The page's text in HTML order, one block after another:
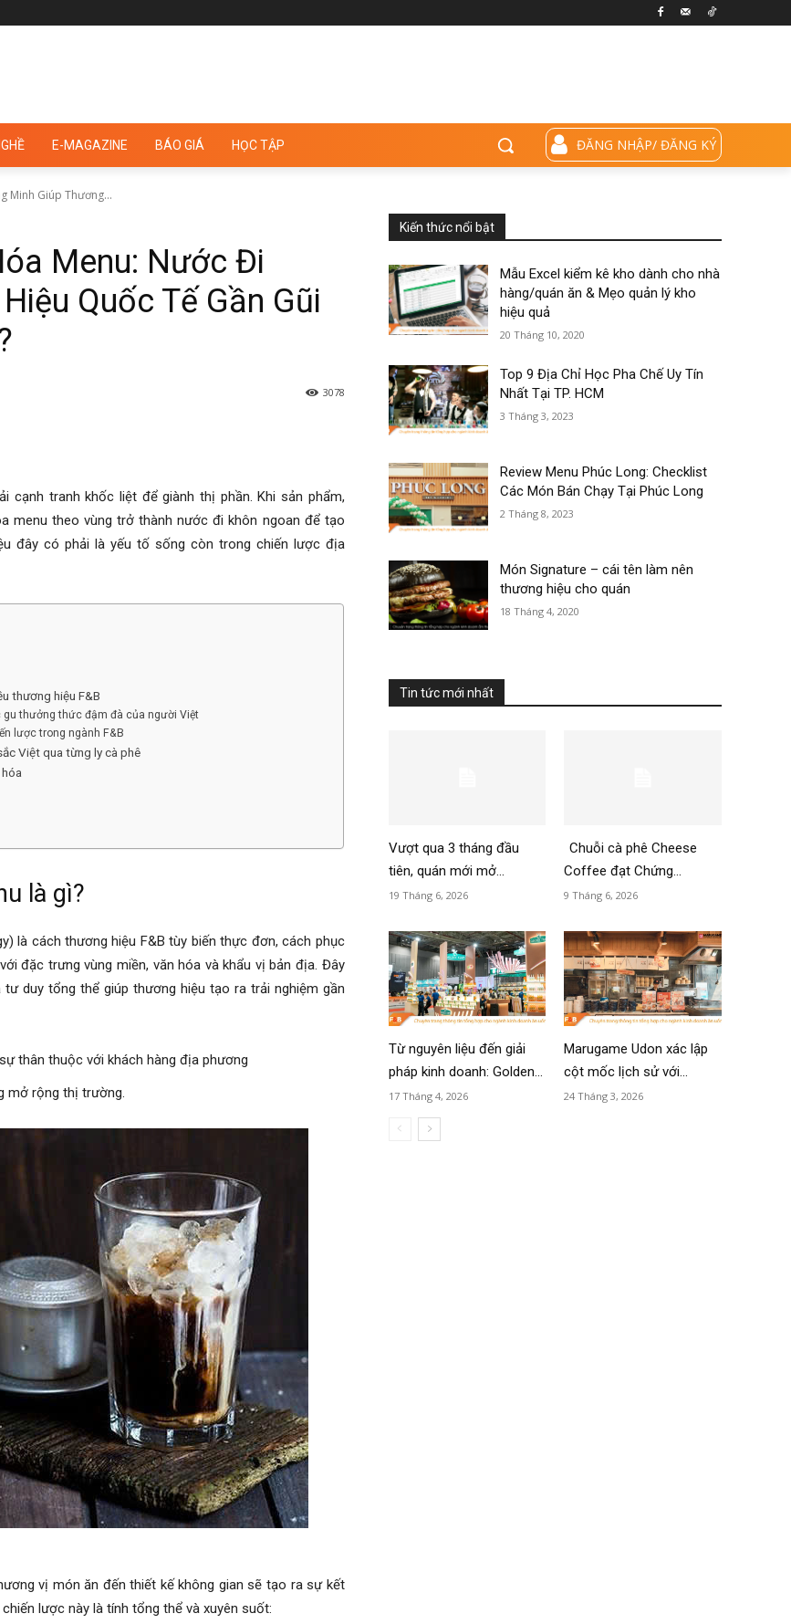
E-MAGAZINE BÁO GIÁ HỌC TẬP ĐĂNG NHẬP/ ĐĂNG KÝ
Minh Giúp Thương...
Menu: Nước Đi
Quốc Tế Gần Gũi
3078
cạnh tranh khốc liệt để giành thị phần. Khi sản phẩm,
menu theo vùng trở thành nước đi khôn ngoan để tạo
đây có phải là yếu tố sống còn trong chiến lược địa
thương hiệu F&B
thưởng thức đậm đà của người Việt
lược trong ngành F&B
Việt qua từng ly cà phê
là gì?
là cách thương hiệu F&B tùy biến thực đơn, cách phục
đặc trưng vùng miền, văn hóa và khẩu vị bản địa. Đây
duy tổng thể giúp thương hiệu tạo ra trải nghiệm gần
thân thuộc với khách hàng địa phương
mở rộng thị trường.
vị món ăn đến thiết kế không gian sẽ tạo ra sự kết
lược này là tính tổng thể và xuyên suốt:
Kiến thức nổi bật
Mẫu Excel kiểm kê kho dành cho nhà
hàng/quán ăn & Mẹo quản lý kho
hiệu quả
20 Tháng 10, 2020
Top 9 Địa Chỉ Học Pha Chế Uy Tín
Nhất Tại TP. HCM
3 Tháng 3, 2023
Review Menu Phúc Long: Checklist
Các Món Bán Chạy Tại Phúc Long
2 Tháng 8, 2023
Món Signature – cái tên làm nên
thương hiệu cho quán
18 Tháng 4, 2020
Tin tức mới nhất
Vượt qua 3 tháng đầu
tiên, quán mới mở...
19 Tháng 6, 2026
Chuỗi cà phê Cheese
Coffee đạt Chứng...
9 Tháng 6, 2026
Từ nguyên liệu đến giải
pháp kinh doanh: Golden...
17 Tháng 4, 2026
Marugame Udon xác lập
cột mốc lịch sử với...
24 Tháng 3, 2026